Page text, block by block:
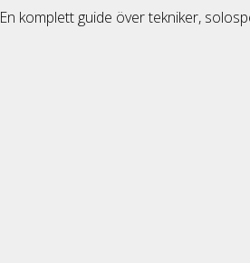
En komplett guide över tekniker,